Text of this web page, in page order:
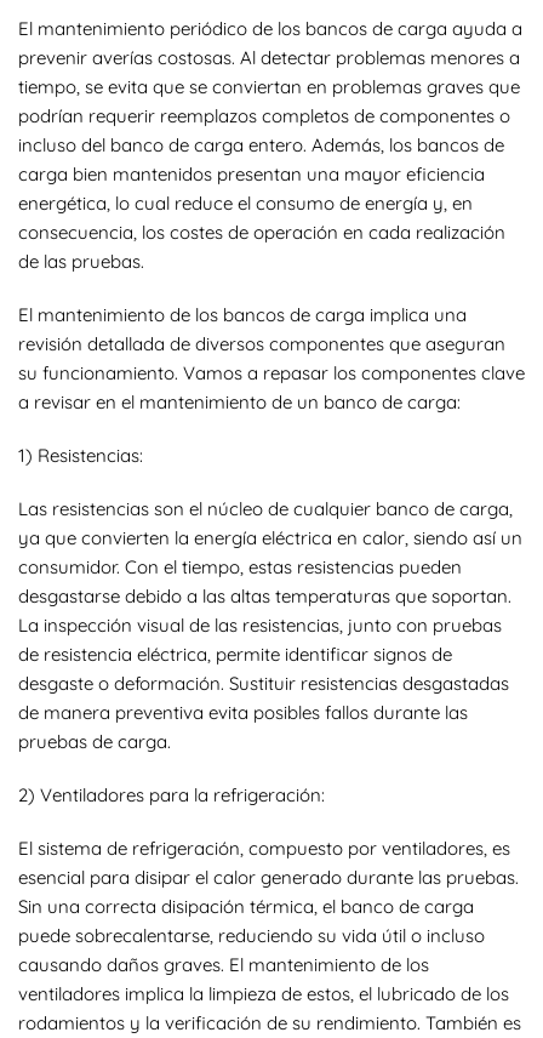
El mantenimiento periódico de los bancos de carga ayuda a
prevenir averías costosas. Al detectar problemas menores a
tiempo, se evita que se conviertan en problemas graves que
podrían requerir reemplazos completos de componentes o
incluso del banco de carga entero. Además, los bancos de
carga bien mantenidos presentan una mayor eficiencia
energética, lo cual reduce el consumo de energía y, en
consecuencia, los costes de operación en cada realización
de las pruebas.
El mantenimiento de los bancos de carga implica una
revisión detallada de diversos componentes que aseguran
su funcionamiento. Vamos a repasar los componentes clave
a revisar en el mantenimiento de un banco de carga:
1) Resistencias:
Las resistencias son el núcleo de cualquier banco de carga,
ya que convierten la energía eléctrica en calor, siendo así un
consumidor. Con el tiempo, estas resistencias pueden
desgastarse debido a las altas temperaturas que soportan.
La inspección visual de las resistencias, junto con pruebas
de resistencia eléctrica, permite identificar signos de
desgaste o deformación. Sustituir resistencias desgastadas
de manera preventiva evita posibles fallos durante las
pruebas de carga.
2) Ventiladores para la refrigeración:
El sistema de refrigeración, compuesto por ventiladores, es
esencial para disipar el calor generado durante las pruebas.
Sin una correcta disipación térmica, el banco de carga
puede sobrecalentarse, reduciendo su vida útil o incluso
causando daños graves. El mantenimiento de los
ventiladores implica la limpieza de estos, el lubricado de los
rodamientos y la verificación de su rendimiento. También es